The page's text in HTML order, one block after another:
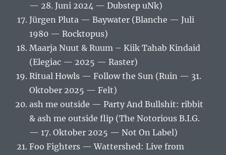
— 28. Juni 2024 — Dubstep uNk)
Jürgen Pluta — Baywater (Blanche — Juli
1980 — Rocktopus)
Maarja Nuut & Ruum – Kiik Tahab Kindaid
(Elegiac — 2025 — Raster)
Ritual Howls — Follow the Sun (Ruin — 31.
Oktober 2025 — Felt)
ash me outside — Party And Bullshit: ribbit
& ash me outside flip (The Notorious B.I.G.
— 17. Oktober 2025 — Not On Label)
Foo Fighters — Wattershed: Live from